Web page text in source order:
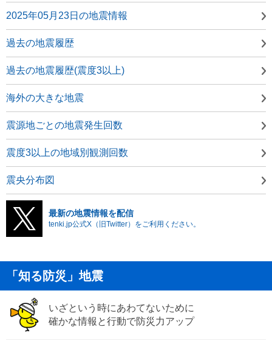
2025年05月23日の地震情報
過去の地震履歴
過去の地震履歴(震度3以上)
海外の大きな地震
震源地ごとの地震発生回数
震度3以上の地域別観測回数
震央分布図
最新の地震情報を配信
tenki.jp公式X（旧Twitter）をご利用ください。
「知る防災」地震
いざという時にあわてないために
確かな情報と行動で防災力アップ